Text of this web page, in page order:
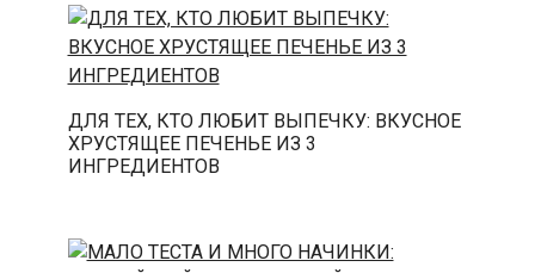
ДЛЯ ТЕХ, КТО ЛЮБИТ ВЫПЕЧКУ: ВКУСНОЕ
ХРУСТЯЩЕЕ ПЕЧЕНЬЕ ИЗ 3
ИНГРЕДИЕНТОВ